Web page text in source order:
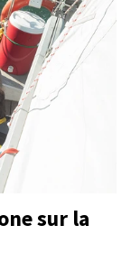
sur la